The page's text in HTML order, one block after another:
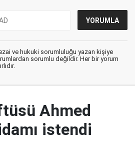
ve hukuki sorumluluğu yazan kişiye
sorumlu değildir. Her bir yorum
Ahmed
istendi